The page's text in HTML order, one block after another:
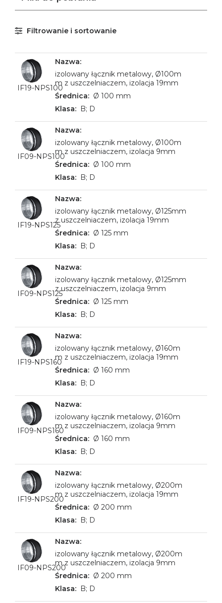
Filtrowanie i sortowanie
IF19-NPS100
izolowany łącznik metalowy, Ø100m
m z uszczelniaczem, izolacja 19mm
Ø 100 mm
B; D
IF09-NPS100
izolowany łącznik metalowy, Ø100m
m z uszczelniaczem, izolacja 9mm
Ø 100 mm
B; D
IF19-NPS125
izolowany łącznik metalowy, Ø125mm
z uszczelniaczem, izolacja 19mm
Ø 125 mm
B; D
IF09-NPS125
izolowany łącznik metalowy, Ø125mm
z uszczelniaczem, izolacja 9mm
Ø 125 mm
B; D
IF19-NPS160
izolowany łącznik metalowy, Ø160m
m z uszczelniaczem, izolacja 19mm
Ø 160 mm
B; D
IF09-NPS160
izolowany łącznik metalowy, Ø160m
m z uszczelniaczem, izolacja 9mm
Ø 160 mm
B; D
IF19-NPS200
izolowany łącznik metalowy, Ø200m
m z uszczelniaczem, izolacja 19mm
Ø 200 mm
B; D
IF09-NPS200
izolowany łącznik metalowy, Ø200m
m z uszczelniaczem, izolacja 9mm
Ø 200 mm
B; D